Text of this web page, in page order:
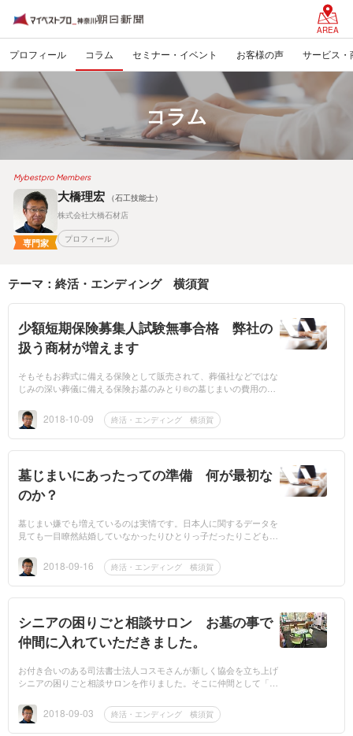
AREA
プロフィール コラム セミナー・イベント お客様の声 サービス・
コラム
Mybestpro Members
専門家
大橋理宏
（石工技能士）
株式会社大橋石材店
プロフィール
テーマ：終活・エンディング 横須賀
少額短期保険募集人試験無事合格 弊社の
扱う商材が増えます
そもそもお葬式に備える保険として販売されて、葬儀社などではな
じみの深い葬儀に備える保険お墓のみとり®の墓じまいの費用の一
らこちらの勉強...
2018-10-09 終活・エンディング 横須賀
墓じまいにあったっての準備 何が最初な
のか？
墓じまい嫌でも増えているのは実情です。日本人に関するデータを
見ても一目瞭然結婚していなかったりひとりっ子だったりこどもい
を付... 2018-09-16 終活・エンディング 横須賀
シニアの困りごと相談サロン お墓の事で
仲間に入れていただきました。
お付き合いのある司法書士法人コスモさんが新しく協会を立ち上げ
シニアの困りごと相談サロンを作りました。そこに仲間として「お
ます＊＊＊...2018-09-03 終活・エンディング 横須賀